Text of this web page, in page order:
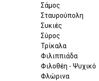
Σάμος
Σταυρούπολη
Συκιές
Σύρος
Τρίκαλα
Φιλιππιάδα
Φιλοθέη - Ψυχικό
Φλώρινα